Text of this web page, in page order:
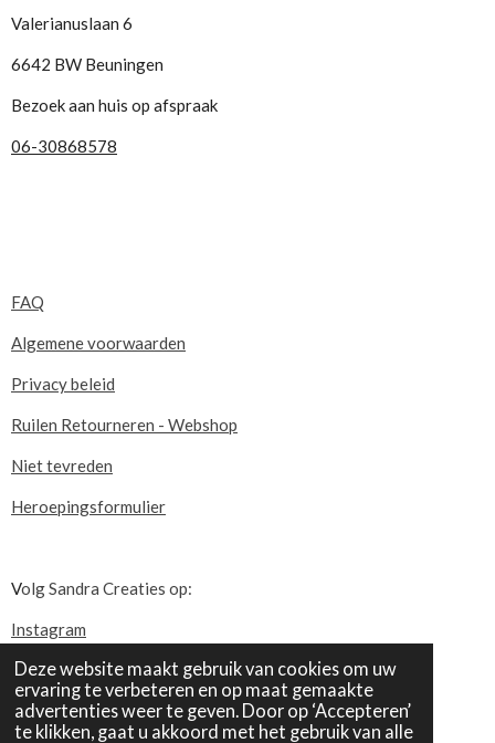
Deze website maakt gebruik van cookies om uw
ervaring te verbeteren en op maat gemaakte
advertenties weer te geven. Door op ‘Accepteren’
te klikken, gaat u akkoord met het gebruik van alle
Valerianuslaan 6
6642 BW Beuningen
Bezoek aan huis op afspraak
06-30868578
FAQ
Algemene voorwaarden
Privacy beleid
Ruilen Retourneren - Webshop
Niet tevreden
Heroepingsformulier
Volg Sandra Creaties op:
Instagram
Pinterest
© 2024 - 2026 Sandra Creaties
Powered by JouwWeb